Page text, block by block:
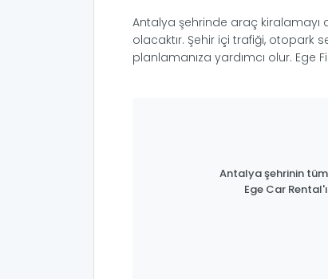
Antalya şehrinde araç kiralamayı
olacaktır. Şehir içi trafiği, otopark
planlamanıza yardımcı olur. Ege
Antalya şehrinin
Ege Car